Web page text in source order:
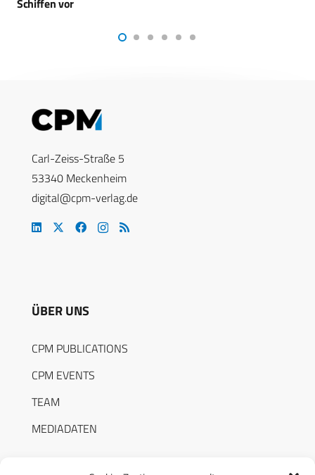
Carl-Zeiss-Straße 5
53340 Meckenheim
digital@cpm-verlag.de
ÜBER UNS
CPM PUBLICATIONS
CPM EVENTS
TEAM
MEDIADATEN